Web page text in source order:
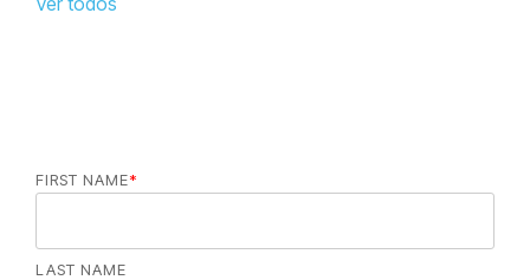
FIRST NAME*
LAST NAME